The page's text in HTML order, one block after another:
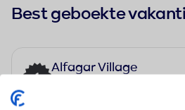
Best geboekte
1
Alfagar Village